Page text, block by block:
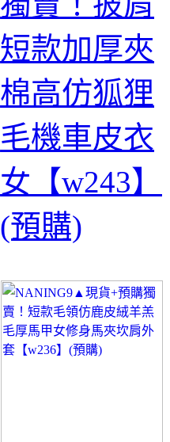
短款加厚夾
棉高仿狐狸
毛機車皮衣
女【w243】
(預購)